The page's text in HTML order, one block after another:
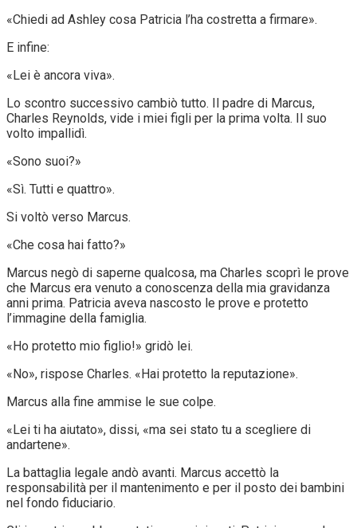
«Chiedi ad Ashley cosa Patricia l’ha costretta a firmare».
E infine:
«Lei è ancora viva».
Lo scontro successivo cambiò tutto. Il padre di Marcus,
Charles Reynolds, vide i miei figli per la prima volta. Il suo
volto impallidì.
«Sono suoi?»
«Sì. Tutti e quattro».
Si voltò verso Marcus.
«Che cosa hai fatto?»
Marcus negò di saperne qualcosa, ma Charles scoprì le prove
che Marcus era venuto a conoscenza della mia gravidanza
anni prima. Patricia aveva nascosto le prove e protetto
l’immagine della famiglia.
«Ho protetto mio figlio!» gridò lei.
«No», rispose Charles. «Hai protetto la reputazione».
Marcus alla fine ammise le sue colpe.
«Lei ti ha aiutato», dissi, «ma sei stato tu a scegliere di
andartene».
La battaglia legale andò avanti. Marcus accettò la
responsabilità per il mantenimento e per il posto dei bambini
nel fondo fiduciario.